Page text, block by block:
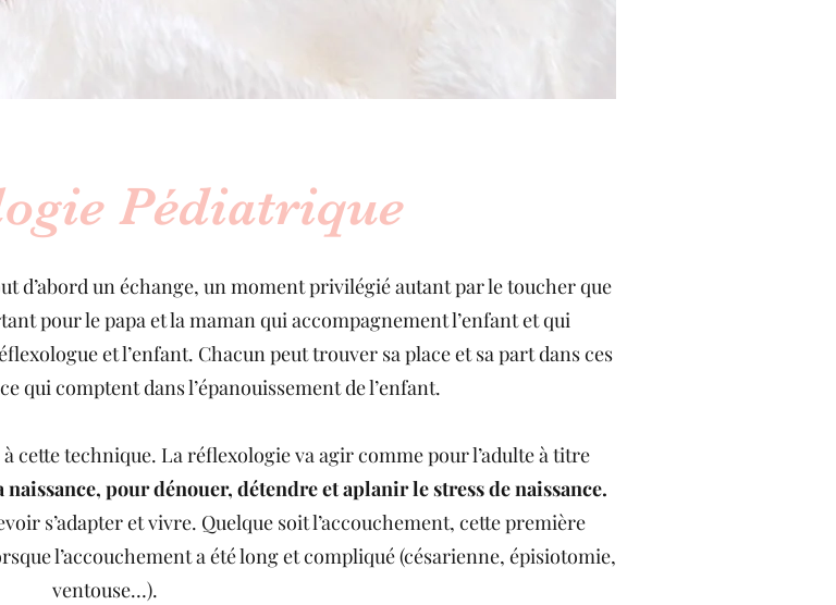
Pédiatrique
d’abord un échange, un moment privilégié autant par le toucher que
pour le papa et la maman qui accompagnement l’enfant et qui
et l’enfant. Chacun peut trouver sa place et sa part dans ces
qui comptent dans l’épanouissement de l’enfant.
cette technique. La réflexologie va agir comme pour l’adulte à titre
pour dénouer, détendre et aplanir le stress de naissance.
s’adapter et vivre. Quelque soit l’accouchement, cette première
l’accouchement a été long et compliqué (césarienne, épisiotomie,
ventouse…).